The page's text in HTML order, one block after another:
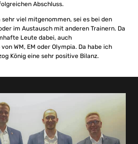
Abschluss.
sehr viel mitgenommen, sei es bei den
im Austausch mit anderen Trainern. Da
Leute dabei, auch
WM, EM oder Olympia. Da habe ich
König eine sehr positive Bilanz.